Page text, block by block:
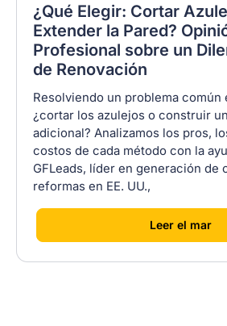
¿Qué Elegir: Cortar
Extender la Pared?
Profesional sobre un
de Renovación
Resolviendo un problema común
¿cortar los azulejos o construir
adicional? Analizamos los pros,
costos de cada método con la
GFLeads, líder en generación de
reformas en EE. UU.,
[Leer el mar]